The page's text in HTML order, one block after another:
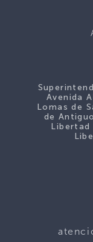
Avenida
Lomas de
de
Libertad